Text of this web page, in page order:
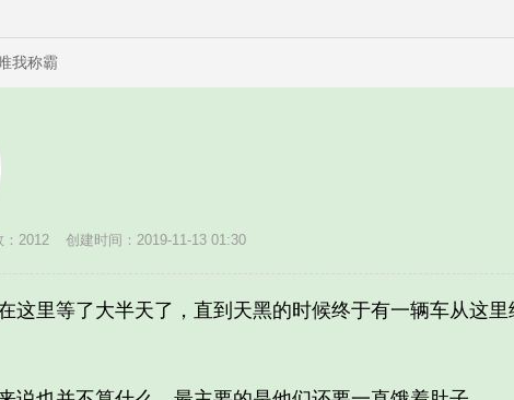
我称霸
：2012 创建时间：2019-11-13 01:30
里等了大半天了，直到天黑的时候终于有一辆车从这里